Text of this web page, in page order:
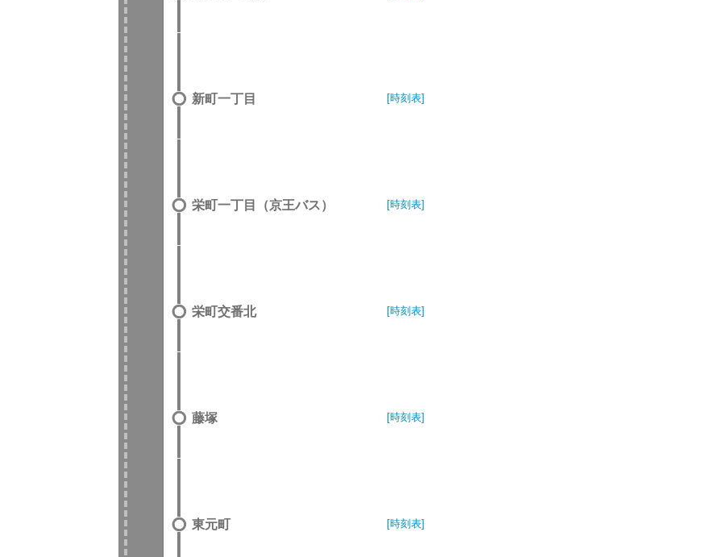
新町一丁目 [時刻表]
栄町一丁目（京王バス） [時刻表]
栄町交番北 [時刻表]
藤塚 [時刻表]
東元町 [時刻表]